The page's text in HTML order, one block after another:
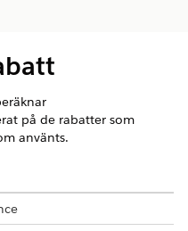
på de rabatter som
använts.